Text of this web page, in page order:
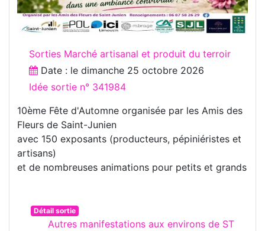
Sorties Marché artisanal et produit du terroir
Date : le dimanche 25 octobre 2026
Idée sortie n° 341984
10ème Fête d'Automne organisée par les Amis des
Fleurs de Saint-Junien
avec 150 exposants (producteurs, pépiniéristes et
artisans)
et de nombreuses animations pour petits et grands
Détail sortie
Autres manifestations aux environs de ST